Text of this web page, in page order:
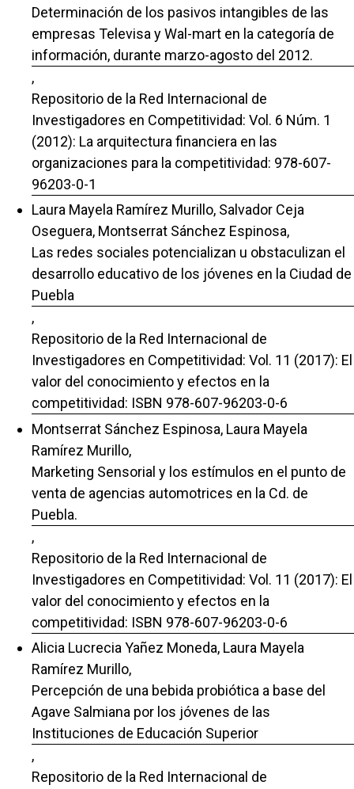
Determinación de los pasivos intangibles de las
empresas Televisa y Wal-mart en la categoría de
información, durante marzo-agosto del 2012.
,
Repositorio de la Red Internacional de
Investigadores en Competitividad: Vol. 6 Núm. 1
(2012): La arquitectura financiera en las
organizaciones para la competitividad: 978-607-
96203-0-1
Laura Mayela Ramírez Murillo, Salvador Ceja
Oseguera, Montserrat Sánchez Espinosa,
Las redes sociales potencializan u obstaculizan el
desarrollo educativo de los jóvenes en la Ciudad de
Puebla
,
Repositorio de la Red Internacional de
Investigadores en Competitividad: Vol. 11 (2017): El
valor del conocimiento y efectos en la
competitividad: ISBN 978-607-96203-0-6
Montserrat Sánchez Espinosa, Laura Mayela
Ramírez Murillo,
Marketing Sensorial y los estímulos en el punto de
venta de agencias automotrices en la Cd. de
Puebla.
,
Repositorio de la Red Internacional de
Investigadores en Competitividad: Vol. 11 (2017): El
valor del conocimiento y efectos en la
competitividad: ISBN 978-607-96203-0-6
Alicia Lucrecia Yañez Moneda, Laura Mayela
Ramírez Murillo,
Percepción de una bebida probiótica a base del
Agave Salmiana por los jóvenes de las
Instituciones de Educación Superior
,
Repositorio de la Red Internacional de